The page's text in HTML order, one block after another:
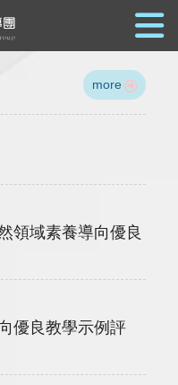
more
領域素養導向優良
優良教學示例評